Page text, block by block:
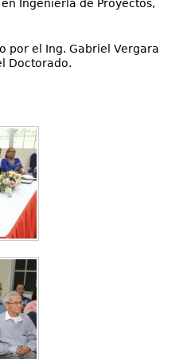
Ingeniería de Proyectos,
por el Ing. Gabriel Vergara
Doctorado.